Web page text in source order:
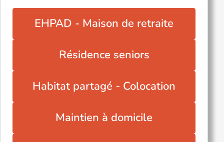
EHPAD - Maison de retraite
Résidence seniors
Habitat partagé - Colocation
Maintien à domicile